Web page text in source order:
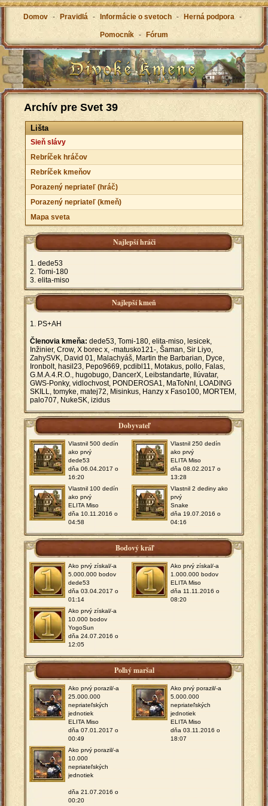
Domov - Pravidlá - Informácie o svetoch - Herná podpora -
Pomocník - Fórum
Archív pre Svet 39
Lišta
Sieň slávy
Rebríček hráčov
Rebríček kmeňov
Porazený nepriateľ (hráč)
Porazený nepriateľ (kmeň)
Mapa sveta
Najlepší hráči
dede53
Tomi-180
elita-miso
Najlepší kmeň
PS+AH
Členovia kmeňa: dede53, Tomi-180, elita-miso, lesicek,
Inžinier, Crow, X borec x, -matusko121-, Šaman, Sir Liyo,
ZahySVK, David 01, Malachyáš, Martin the Barbarian, Dyce,
Ironbolt, hasil23, Pepo9669, pcdibl11, Motakus, pollo, Falas,
G.M.A.4.R.O., hugobugo, DancerX, Leibstandarte, Ilúvatar,
GWS-Ponky, vidlochvost, PONDEROSA1, MaToNnI, LOADING
SKILL, tomyke, matej72, Misinkus, Hanzy x Faso100, MORTEM,
palo707, NukeSK, izidus
Dobyvateľ
Vlastnil 500 dedín
ako prvý
dede53
dňa 06.04.2017 o
16:20
Vlastnil 250 dedín
ako prvý
ELITA Miso
dňa 08.02.2017 o
13:28
Vlastnil 100 dedín
ako prvý
ELITA Miso
dňa 10.11.2016 o
04:58
Vlastnil 2 dediny ako
prvý
Snake
dňa 19.07.2016 o
04:16
Bodový kráľ
Ako prvý získal/-a
5.000.000 bodov
dede53
dňa 03.04.2017 o
01:14
Ako prvý získal/-a
1.000.000 bodov
ELITA Miso
dňa 11.11.2016 o
08:20
Ako prvý získal/-a
10.000 bodov
YogoSun
dňa 24.07.2016 o
12:05
Poľný maršal
Ako prvý porazil/-a
25.000.000
nepriateľských
jednotiek
ELITA Miso
dňa 07.01.2017 o
00:49
Ako prvý porazil/-a
5.000.000
nepriateľských
jednotiek
ELITA Miso
dňa 03.11.2016 o
18:07
Ako prvý porazil/-a
10.000
nepriateľských
jednotiek
dňa 21.07.2016 o
00:20